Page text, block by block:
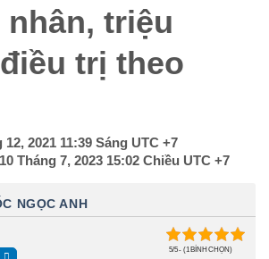
nhân, triệu
trị theo
12, 2021 11:39 Sáng UTC +7
10 Tháng 7, 2023 15:02 Chiều UTC +7
NGỌC ANH
5/5 - (1 BÌNH CHỌN)